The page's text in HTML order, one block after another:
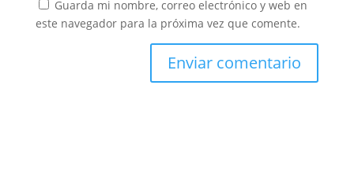
Guarda mi nombre, correo electrónico y web en
este navegador para la próxima vez que comente.